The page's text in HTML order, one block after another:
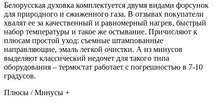
Белорусская духовка комплектуется двумя видами форсунок
для природного и сжиженного газа. В отзывах покупатели
хвалят ее за качественный и равномерный нагрев, быстрый
набор температуры и такое же остывание. Причисляют к
плюсам простой уход: съемные штампованные
направляющие, эмаль легкой очистки. А из минусов
выделяют классический недочет для такого типа
оборудования – термостат работает с погрешностью в 7-10
градусов.
Плюсы / Минусы +